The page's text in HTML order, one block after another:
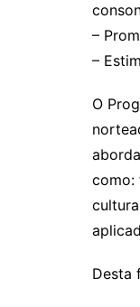
–
–
O
como:
Desta